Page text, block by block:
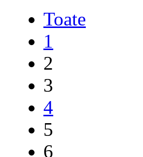
Toate
1
2
3
4
5
6